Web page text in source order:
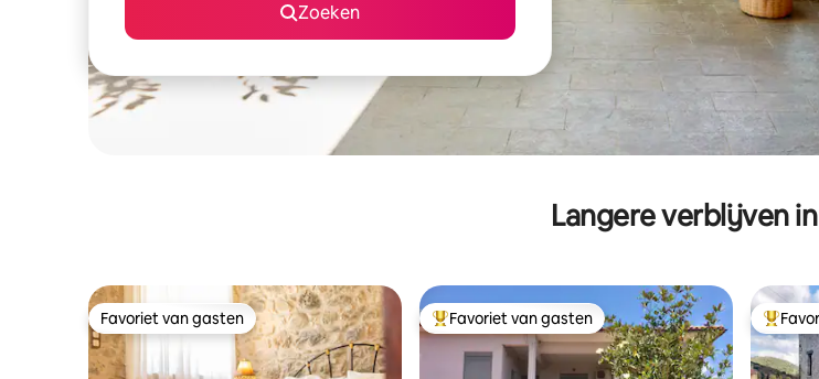
Zoeken
Langere verblijven
Favoriet van gasten
Favoriet van gasten Topfavoriet van gasten
Favoriet van gasten